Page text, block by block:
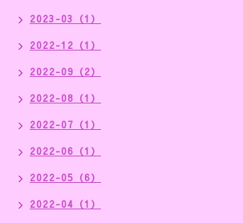
2023-03（1）
2022-12（1）
2022-09（2）
2022-08（1）
2022-07（1）
2022-06（1）
2022-05（6）
2022-04（1）